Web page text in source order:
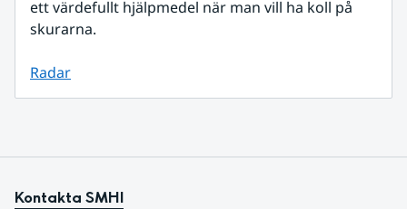
ett värdefullt hjälpmedel när man vill ha koll på
skurarna.
Radar
Kontakta SMHI